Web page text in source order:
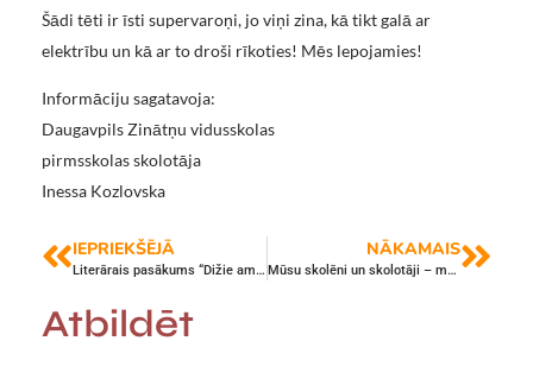
Šādi tēti ir īsti supervaroņi, jo viņi zina, kā tikt galā ar
elektrību un kā ar to droši rīkoties! Mēs lepojamies!
Informāciju sagatavoja:
Daugavpils Zinātņu vidusskolas
pirmsskolas skolotāja
Inessa Kozlovska
IEPRIEKŠĒJĀ
Literārais pasākums “Dižie amerikāņu autori”
NĀKAMAIS
Mūsu skolēni un skolotāji – mūsu lepnums
Atbildēt